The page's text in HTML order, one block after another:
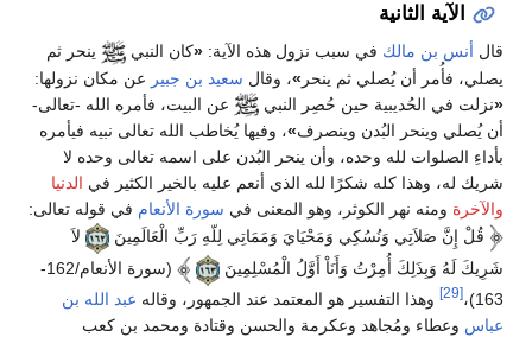
الآية الثانية
قال أنس بن مالك في سبب نزول هذه الآية: «كان النبي
ينحر ثم
يصلي، فأُمر أن يُصلي ثم ينحر »، وقال سعيد بن جبير عن مكان نزولها:
«نزلت في الحُديبية حين حُصِر النبي
عن البيت، فأمره الله -تعالى-
أن يُصلي وينحر البُدن وينصرف»، وفيها يُخاطب الله تعالى نبيه فيأمره
بأداءِ الصلوات لله وحده، وأن ينحر البُدن على اسمه تعالى وحده لا
شريك له، وهذا كله شكرًا لله الذي أنعم عليه بالخير الكثير في الدنيا
والآخرة ومنه نهر الكوثر، وهو المعنى في سورة الأنعام في قوله تعالى:
قُلْ إِنَّ صَلاَتِي وَنُسُكِي وَمَحْيَايَ وَمَمَاتِي لِلّهِ رَبِّ الْعَالَمِينَ
لاَ
شَرِيكَ لَهُ وَبِذَلِكَ أُمِرْتُ وَأَنَاْ أَوَّلُ الْمُسْلِمِينَ
(سورة الأنعام/162-
163)،
[29] وهذا التفسير هو المعتمد عند الجمهور، وقاله عبد الله بن
عباس وعطاء ومُجاهد وعكرمة والحسن وقتادة ومحمد بن كعب